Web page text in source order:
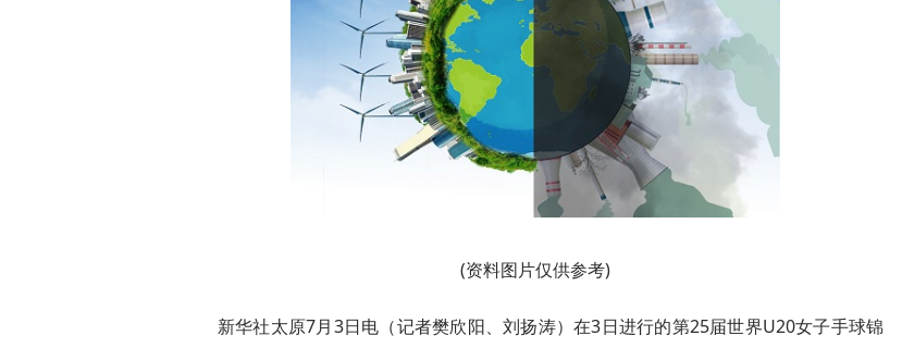
(资料图片仅供参考)
新华社太原7月3日电（记者樊欣阳、刘扬涛）在3日进行的第25届世界U20女子手球锦